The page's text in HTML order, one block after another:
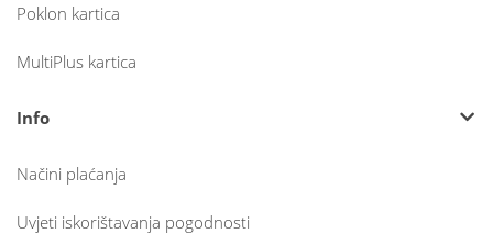
Poklon kartica
MultiPlus kartica
Info
Načini plaćanja
Uvjeti iskorištavanja pogodnosti